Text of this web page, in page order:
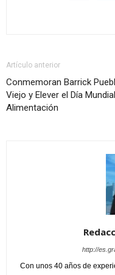
Artículo anterior
Conmemoran Barrick
Viejo y Elever el Día Mundial
Alimentación
http://
Con unos 40 años de